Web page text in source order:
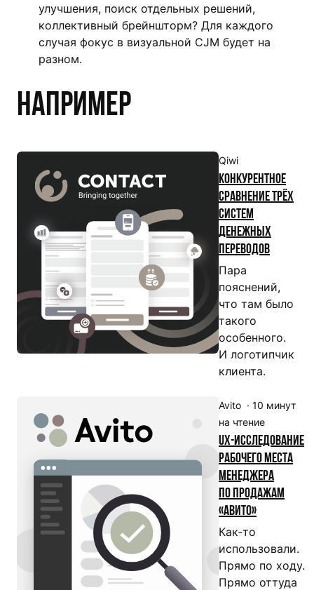
улучшения, поиск отдельных решений,
коллективный брейншторм? Для каждого
случая фокус в визуальной CJM будет на
разном.
Например
Qiwi
Конкурентное
сравнение трёх
систем
денежных
переводов
Пара
пояснений,
что там было
такого
особенного.
И логотипчик
клиента.
Avito · 10 минут
на чтение
UX-исследование
рабочего места
менеджера
по продажам
«Авито»
Как-то
использовали.
Прямо по ходу.
Прямо оттуда